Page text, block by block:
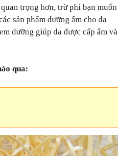
trọng hơn, trừ phi bạn muốn
sản phẩm dưỡng ẩm cho da
dưỡng giúp da được cấp ẩm và
qua: